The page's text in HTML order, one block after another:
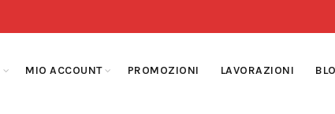
MIO ACCOUNT PROMOZIONI LAVORAZIONI